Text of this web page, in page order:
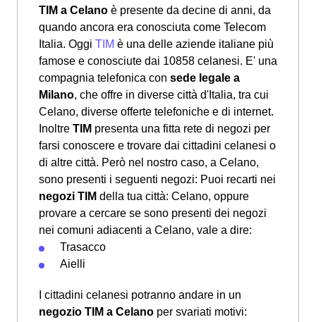
TIM a Celano è presente da decine di anni, da
quando ancora era conosciuta come Telecom
Italia. Oggi TIM è una delle aziende italiane più
famose e conosciute dai 10858 celanesi. E' una
compagnia telefonica con sede legale a
Milano, che offre in diverse città d'Italia, tra cui
Celano, diverse offerte telefoniche e di internet.
Inoltre TIM presenta una fitta rete di negozi per
farsi conoscere e trovare dai cittadini celanesi o
di altre città. Però nel nostro caso, a Celano,
sono presenti i seguenti negozi: Puoi recarti nei
negozi TIM della tua città: Celano, oppure
provare a cercare se sono presenti dei negozi
nei comuni adiacenti a Celano, vale a dire:
Trasacco
Aielli
I cittadini celanesi potranno andare in un
negozio TIM a Celano per svariati motivi: